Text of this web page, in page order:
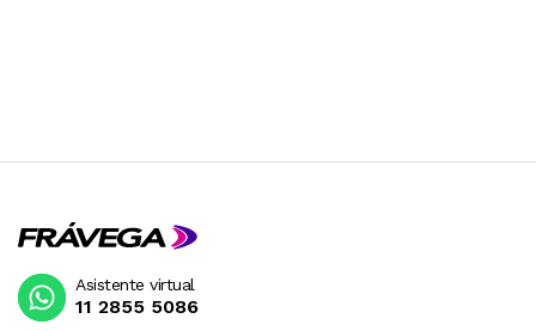
Asistente virtual
11 2855 5086